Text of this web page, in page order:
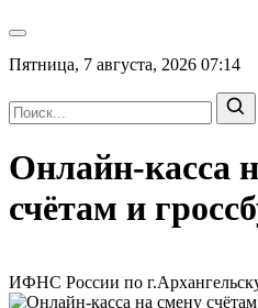
Пятница, 7 августа, 2026 07:14
Онлайн-касса
счётам и
ИФНС России по